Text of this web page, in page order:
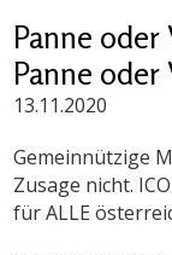
Panne oder
Panne oder
13.11.2020
Gemeinnützige
Zusage nicht.
für ALLE